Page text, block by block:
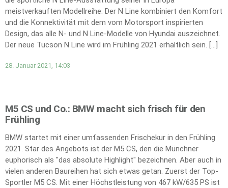
meistverkauften Modellreihe. Der N Line kombiniert den Komfort
und die Konnektivität mit dem vom Motorsport inspirierten
Design, das alle N- und N Line-Modelle von Hyundai auszeichnet.
Der neue Tucson N Line wird im Frühling 2021 erhältlich sein. […]
28. Januar 2021, 14:03
M5 CS und Co.: BMW macht sich frisch für den
Frühling
BMW startet mit einer umfassenden Frischekur in den Frühling
2021. Star des Angebots ist der M5 CS, den die Münchner
euphorisch als "das absolute Highlight" bezeichnen. Aber auch in
vielen anderen Baureihen hat sich etwas getan. Zuerst der Top-
Sportler M5 CS. Mit einer Höchstleistung von 467 kW/635 PS ist